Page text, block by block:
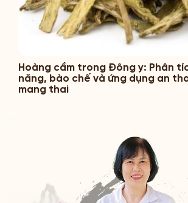
Hoàng cầm trong Đông y: Phân
năng, bào chế và ứng dụng an
mang thai